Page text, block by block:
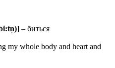
– биться
my whole body and heart and